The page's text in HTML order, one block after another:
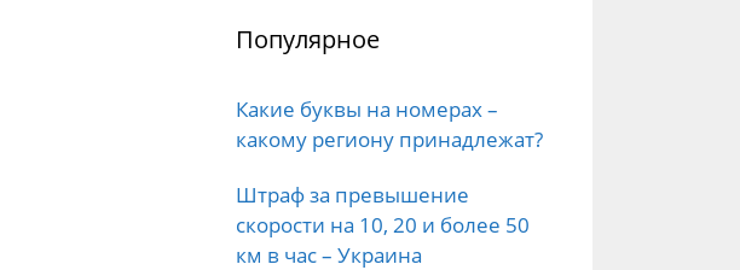
Популярное
Какие буквы на номерах –
какому региону принадлежат?
Штраф за превышение
скорости на 10, 20 и более 50
км в час – Украина